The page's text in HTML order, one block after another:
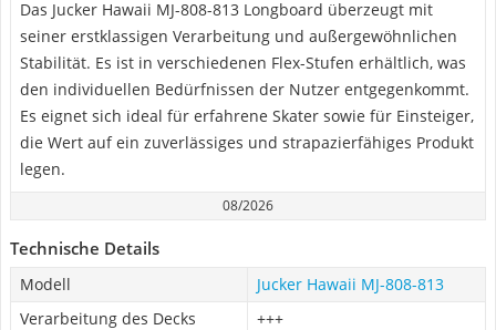
Das Jucker Hawaii MJ-808-813 Longboard überzeugt mit
seiner erstklassigen Verarbeitung und außergewöhnlichen
Stabilität. Es ist in verschiedenen Flex-Stufen erhältlich, was
den individuellen Bedürfnissen der Nutzer entgegenkommt.
Es eignet sich ideal für erfahrene Skater sowie für Einsteiger,
die Wert auf ein zuverlässiges und strapazierfähiges Produkt
legen.
08/2026
Technische Details
Modell
Jucker Hawaii MJ-808-813
Verarbeitung des Decks
+++